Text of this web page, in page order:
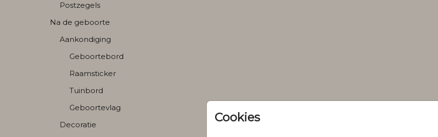
Cookies
Postzegels
Na de geboorte
Aankondiging
Geboortebord
Raamsticker
Tuinbord
Geboortevlag
Decoratie